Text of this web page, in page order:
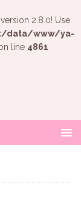
2.8.0! Use
data/www/ya-
line 4861